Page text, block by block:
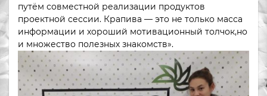
путём совместной реализации продуктов
проектной сессии. Крапива — это не только масса
информации и хороший мотивационный толчок,но
и множество полезных знакомств».